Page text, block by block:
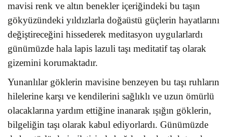
mavisi renk ve altın benekler içeriğindeki bu taşın
gökyüzündeki yıldızlarla doğaüstü güçlerin hayatlarını
değiştireceğini hissederek meditasyon uygularlardı
günümüzde hala lapis lazuli taşı meditatif taş olarak
gizemini korumaktadır.
Yunanlılar göklerin mavisine benzeyen bu taşı ruhların
hilelerine karşı ve kendilerini sağlıklı ve uzun ömürlü
olacaklarına yardım ettiğine inanarak ışığın göklerin,
bilgeliğin taşı olarak kabul ediyorlardı. Günümüzde